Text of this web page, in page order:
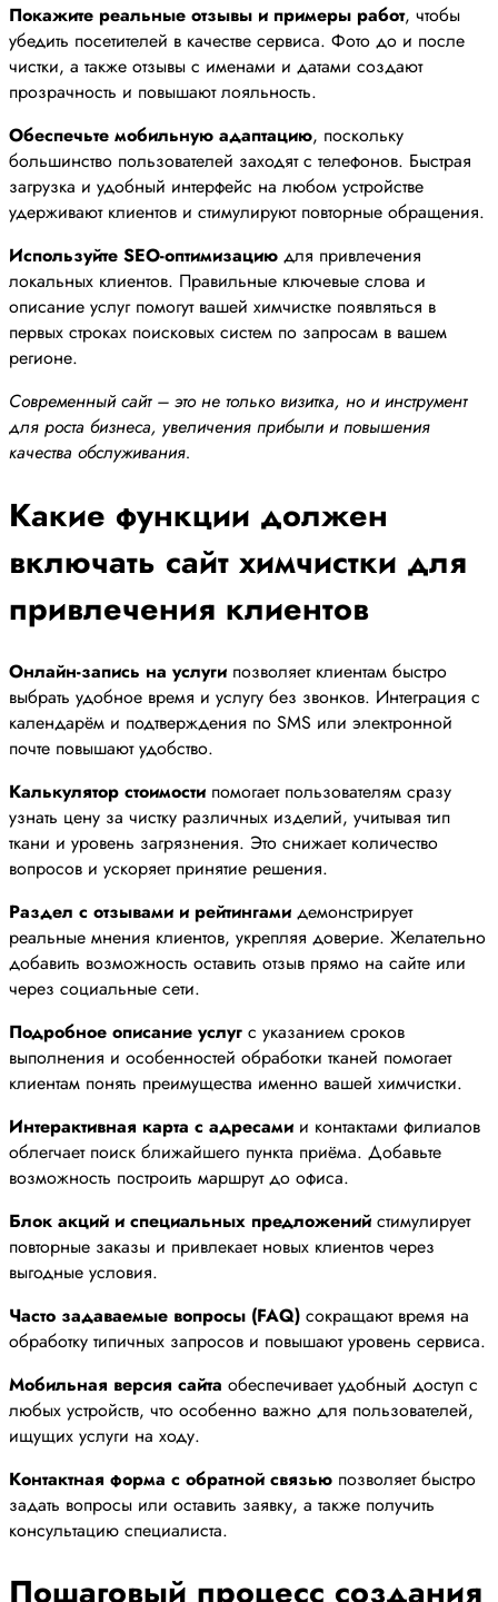
Покажите реальные отзывы и примеры работ, чтобы
убедить посетителей в качестве сервиса. Фото до и после
чистки, а также отзывы с именами и датами создают
прозрачность и повышают лояльность.
Обеспечьте мобильную адаптацию, поскольку
большинство пользователей заходят с телефонов. Быстрая
загрузка и удобный интерфейс на любом устройстве
удерживают клиентов и стимулируют повторные обращения.
Используйте SEO-оптимизацию для привлечения
локальных клиентов. Правильные ключевые слова и
описание услуг помогут вашей химчистке появляться в
первых строках поисковых систем по запросам в вашем
регионе.
Современный сайт – это не только визитка, но и инструмент
для роста бизнеса, увеличения прибыли и повышения
качества обслуживания.
Какие функции должен
включать сайт химчистки для
привлечения клиентов
Онлайн-запись на услуги позволяет клиентам быстро
выбрать удобное время и услугу без звонков. Интеграция с
календарём и подтверждения по SMS или электронной
почте повышают удобство.
Калькулятор стоимости помогает пользователям сразу
узнать цену за чистку различных изделий, учитывая тип
ткани и уровень загрязнения. Это снижает количество
вопросов и ускоряет принятие решения.
Раздел с отзывами и рейтингами демонстрирует
реальные мнения клиентов, укрепляя доверие. Желательно
добавить возможность оставить отзыв прямо на сайте или
через социальные сети.
Подробное описание услуг с указанием сроков
выполнения и особенностей обработки тканей помогает
клиентам понять преимущества именно вашей химчистки.
Интерактивная карта с адресами и контактами филиалов
облегчает поиск ближайшего пункта приёма. Добавьте
возможность построить маршрут до офиса.
Блок акций и специальных предложений стимулирует
повторные заказы и привлекает новых клиентов через
выгодные условия.
Часто задаваемые вопросы (FAQ) сокращают время на
обработку типичных запросов и повышают уровень сервиса.
Мобильная версия сайта обеспечивает удобный доступ с
любых устройств, что особенно важно для пользователей,
ищущих услуги на ходу.
Контактная форма с обратной связью позволяет быстро
задать вопросы или оставить заявку, а также получить
консультацию специалиста.
Пошаговый процесс создания